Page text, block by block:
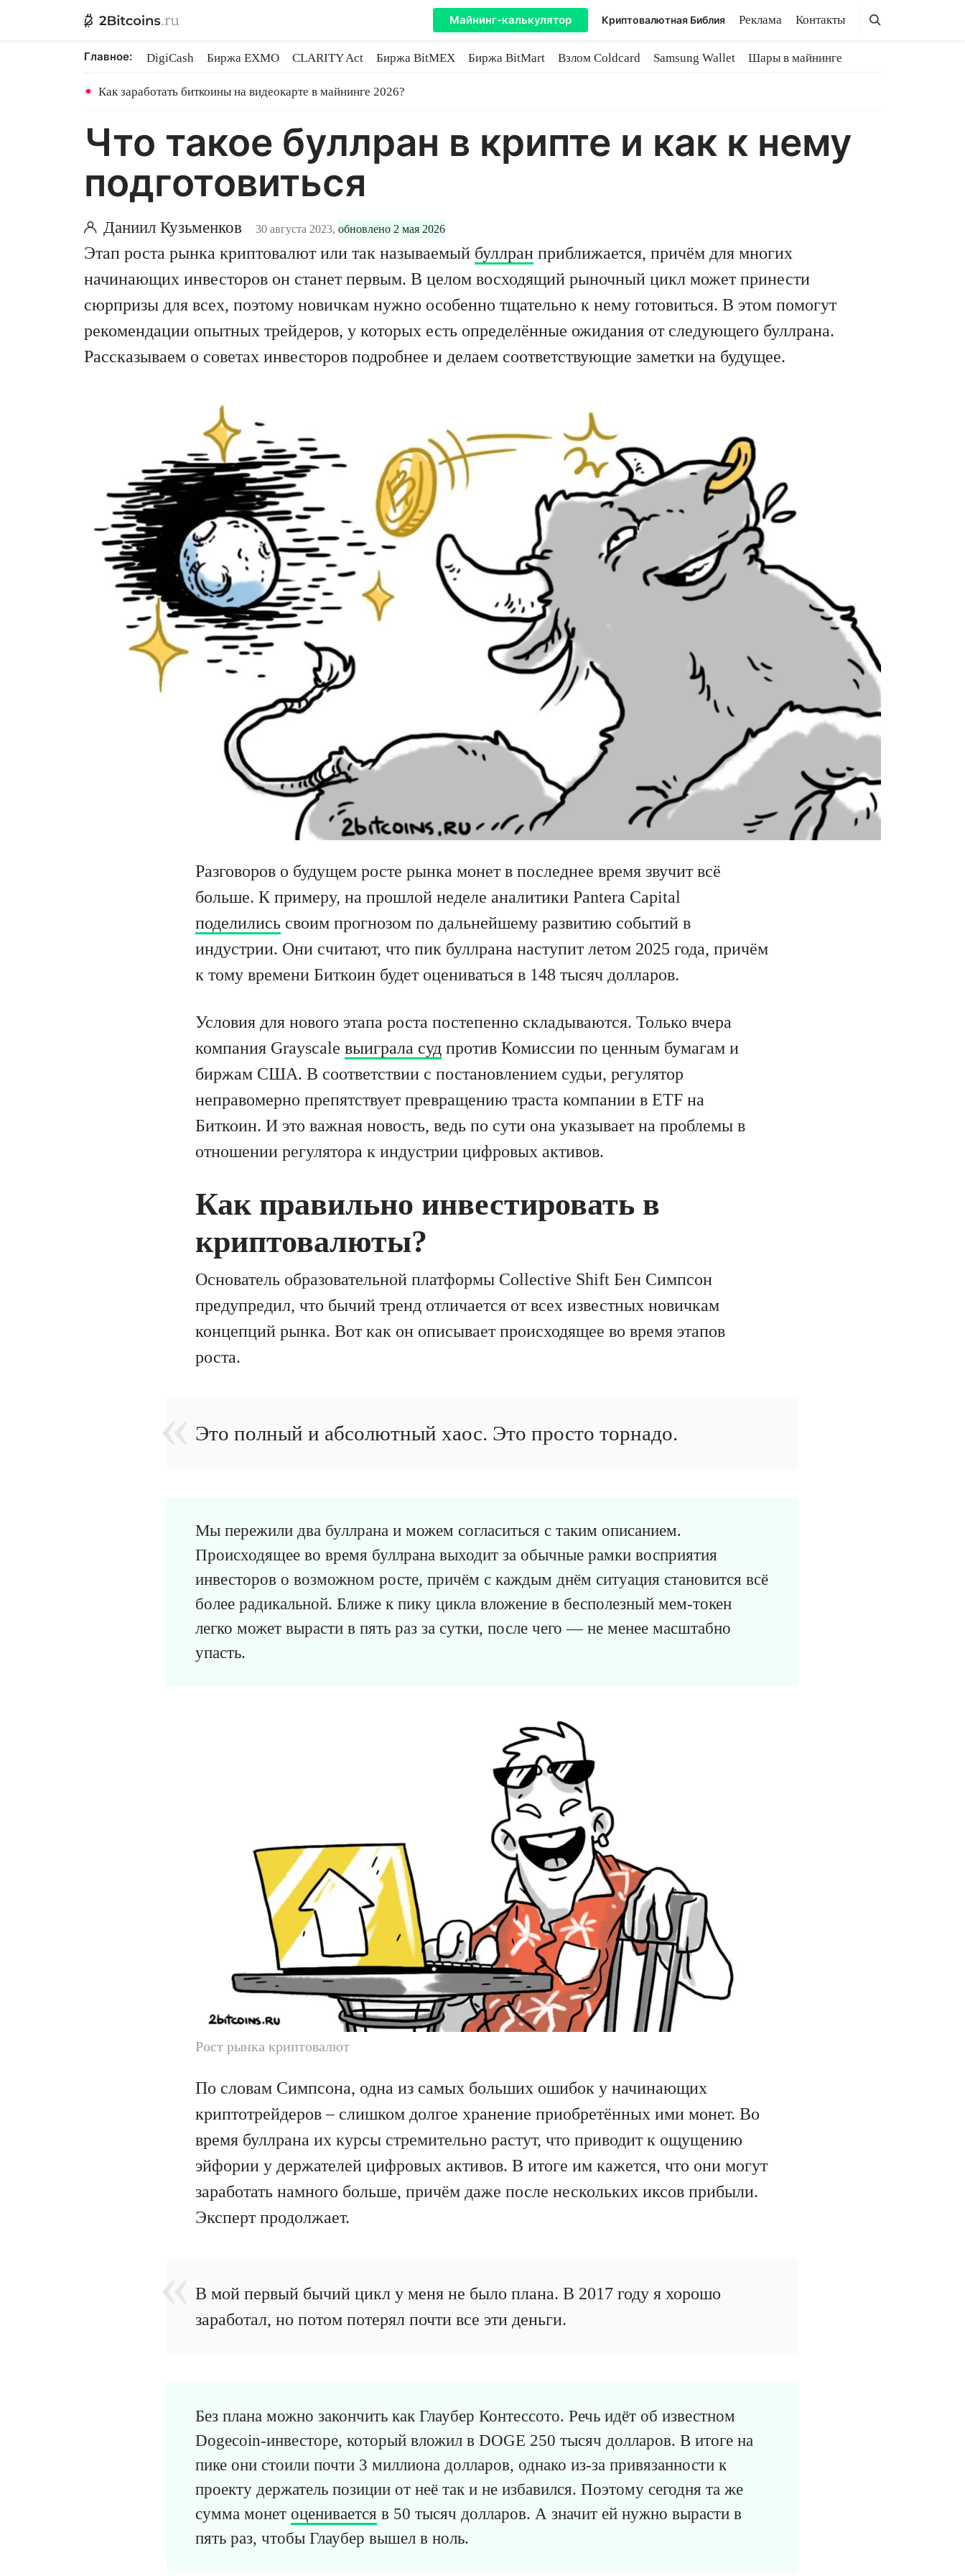
Майнинг-калькулятор Криптовалютная Библия Реклама Контакты Поиск
Поиск
Главное: DigiCash Биржа EXMO CLARITY Act Биржа BitMEX Биржа BitMart Взлом Coldcard Samsung Wallet
Шары в майнинге
Как заработать биткоины на видеокарте в майнинге 2026?
Что такое буллран в крипте и как к нему
подготовиться
Даниил Кузьменков 30 августа 2023, обновлено 2 мая 2026
Этап роста рынка криптовалют или так называемый буллран приближается, причём для многих
начинающих инвесторов он станет первым. В целом восходящий рыночный цикл может принести
сюрпризы для всех, поэтому новичкам нужно особенно тщательно к нему готовиться. В этом помогут
рекомендации опытных трейдеров, у которых есть определённые ожидания от следующего буллрана.
Рассказываем о советах инвесторов подробнее и делаем соответствующие заметки на будущее.
Разговоров о будущем росте рынка монет в последнее время звучит всё
больше. К примеру, на прошлой неделе аналитики Pantera Capital
поделились своим прогнозом по дальнейшему развитию событий в
индустрии. Они считают, что пик буллрана наступит летом 2025 года, причём
к тому времени Биткоин будет оцениваться в 148 тысяч долларов.
Условия для нового этапа роста постепенно складываются. Только вчера
компания Grayscale выиграла суд против Комиссии по ценным бумагам и
биржам США. В соответствии с постановлением судьи, регулятор
неправомерно препятствует превращению траста компании в ETF на
Биткоин. И это важная новость, ведь по сути она указывает на проблемы в
отношении регулятора к индустрии цифровых активов.
Как правильно инвестировать в
криптовалюты?
Основатель образовательной платформы Collective Shift Бен Симпсон
предупредил, что бычий тренд отличается от всех известных новичкам
концепций рынка. Вот как он описывает происходящее во время этапов
роста.
Это полный и абсолютный хаос. Это просто торнадо.
Мы пережили два буллрана и можем согласиться с таким описанием.
Происходящее во время буллрана выходит за обычные рамки восприятия
инвесторов о возможном росте, причём с каждым днём ситуация становится всё
более радикальной. Ближе к пику цикла вложение в бесполезный мем-токен
легко может вырасти в пять раз за сутки, после чего — не менее масштабно
упасть.
Рост рынка криптовалют
По словам Симпсона, одна из самых больших ошибок у начинающих
криптотрейдеров – слишком долгое хранение приобретённых ими монет. Во
время буллрана их курсы стремительно растут, что приводит к ощущению
эйфории у держателей цифровых активов. В итоге им кажется, что они могут
заработать намного больше, причём даже после нескольких иксов прибыли.
Эксперт продолжает.
В мой первый бычий цикл у меня не было плана. В 2017 году я хорошо
заработал, но потом потерял почти все эти деньги.
Без плана можно закончить как Глаубер Контессото. Речь идёт об известном
Dogecoin-инвесторе, который вложил в DOGE 250 тысяч долларов. В итоге на
пике они стоили почти 3 миллиона долларов, однако из-за привязанности к
проекту держатель позиции от неё так и не избавился. Поэтому сегодня та же
сумма монет оценивается в 50 тысяч долларов. А значит ей нужно вырасти в
пять раз, чтобы Глаубер вышел в ноль.